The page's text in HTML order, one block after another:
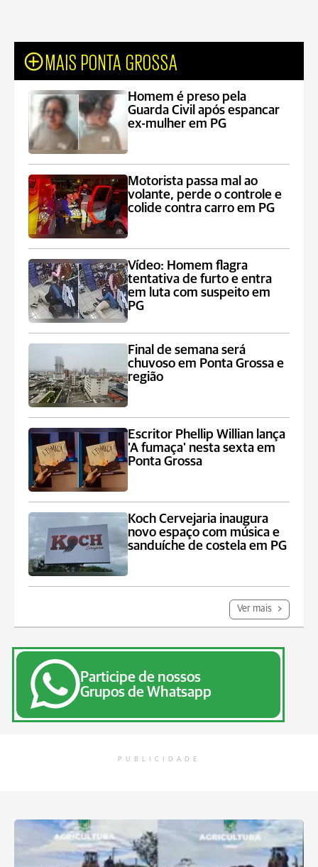
MAIS PONTA GROSSA
Homem é preso pela
Guarda Civil após espancar
ex-mulher em PG
Motorista passa mal ao
volante, perde o controle e
colide contra carro em PG
Vídeo: Homem flagra
tentativa de furto e entra
em luta com suspeito em
PG
Final de semana será
chuvoso em Ponta Grossa e
região
Escritor Phellip Willian lança
'A fumaça' nesta sexta em
Ponta Grossa
Koch Cervejaria inaugura
novo espaço com música e
sanduíche de costela em PG
Ver mais
Participe de nossos
Grupos de Whatsapp
PUBLICIDADE